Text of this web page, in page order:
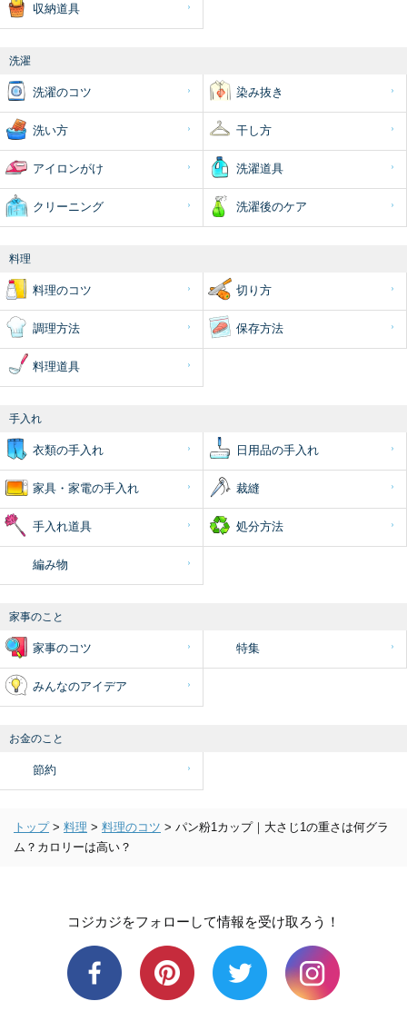
収納道具
洗濯
洗濯のコツ 染み抜き
洗い方 干し方
アイロンがけ 洗濯道具
クリーニング 洗濯後のケア
料理
料理のコツ 切り方
調理方法 保存方法
料理道具
手入れ
衣類の手入れ 日用品の手入れ
家具・家電の手入れ 裁縫
手入れ道具 処分方法
編み物
家事のこと
家事のコツ 特集
みんなのアイデア
お金のこと
節約
トップ > 料理 > 料理のコツ > パン粉1カップ｜大さじ1の重さは何グラ
ム？カロリーは高い？
コジカジをフォローして情報を受け取ろう！